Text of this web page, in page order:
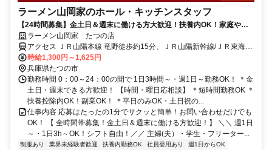
ラーメン山岡家のホール・キッチンスタッフ
【24時間募集】金土日＆週末に働ける方大歓迎！扶養内OK！家庭やプ
ライベートと両立可能！初バイトも応援！
ラーメン山岡家 たつの店
アクセス ＪＲ山陽本線 竜野徒歩約15分、ＪＲ山陽新幹線/ＪＲ東海道
新幹線 相生（兵庫県）北口徒歩約41分、ＪＲ赤穂線 相生（兵庫県）
北口徒歩約41分 ※JR「竜野駅」より車で3分
時給1,300円～1,625円
兵庫県たつの市
勤務時間 0：00～24：00の間で 1日3時間～・週1日～勤務OK！ ＊金
土日・週末できる方歓迎！ 【時間・曜日応相談】 ＊短時間勤務OK ＊
扶養控除内OK！副業OK！ ＊平日のみOK・土日祝の...
仕事内容 応募はたったの1分でサクッと簡単！お問い合わせだけでも
OK！ 【 全時間帯募集！金土日＆週末に働ける方歓迎！】 ＼＼ 週1日
～・1日3h～OK！シフト自由！／／ 主婦(夫）・学生・フリーター...
制服あり 業界未経験者歓迎 扶養内勤務OK 社員登用あり
週1日からOK